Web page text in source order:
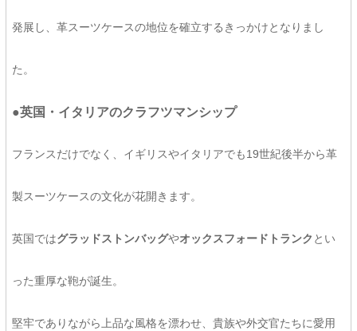
発展し、革スーツケースの地位を確立するきっかけとなりまし
た。
●英国・イタリアのクラフツマンシップ
フランスだけでなく、イギリスやイタリアでも19世紀後半から革
製スーツケースの文化が花開きます。
英国ではグラッドストンバッグやオックスフォードトランク とい
った重厚な鞄が誕生。
堅牢でありながら上品な風格を漂わせ、貴族や外交官たちに愛用